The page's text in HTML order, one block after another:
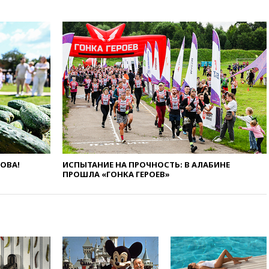
13:53Сенаторы Аргентины
одобрили скандальный
законопроект о частной
собственности
13:36ABC News: запасы
вооружений США достигли
крайне низкого уровня
13:16«Родина» просит
Верховный суд снять «Яблоко»
с выборов
13:11Путин обсудил с
президентом ОАЭ ситуацию в
крокодила, лису и других
животных
ИСПЫТАНИЕ НА ПРОЧНОСТЬ: В АЛАБИНЕ
ПРОШЛА «ГОНКА ГЕРОЕВ»